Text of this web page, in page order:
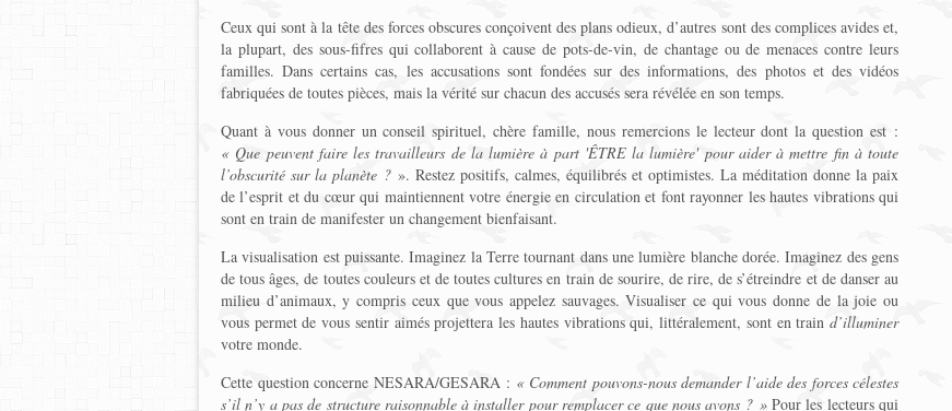
Ceux qui sont à la tête des forces obscures conçoivent des plans odieux, d’autres sont des complices avides et,
la plupart, des sous-fifres qui collaborent à cause de pots-de-vin, de chantage ou de menaces contre leurs
familles. Dans certains cas, les accusations sont fondées sur des informations, des photos et des vidéos
fabriquées de toutes pièces, mais la vérité sur chacun des accusés sera révélée en son temps.
Quant à vous donner un conseil spirituel, chère famille, nous remercions le lecteur dont la question est :
« Que peuvent faire les travailleurs de la lumière à part 'ÊTRE la lumière' pour aider à mettre fin à toute
l’obscurité sur la planète ? ». Restez positifs, calmes, équilibrés et optimistes. La méditation donne la paix
de l’esprit et du cœur qui maintiennent votre énergie en circulation et font rayonner les hautes vibrations qui
sont en train de manifester un changement bienfaisant.
La visualisation est puissante. Imaginez la Terre tournant dans une lumière blanche dorée. Imaginez des gens
de tous âges, de toutes couleurs et de toutes cultures en train de sourire, de rire, de s’étreindre et de danser au
milieu d’animaux, y compris ceux que vous appelez sauvages. Visualiser ce qui vous donne de la joie ou
vous permet de vous sentir aimés projettera les hautes vibrations qui, littéralement, sont en train d’illuminer
votre monde.
Cette question concerne NESARA/GESARA : « Comment pouvons-nous demander l’aide des forces célestes
s’il n’y a pas de structure raisonnable à installer pour remplacer ce que nous avons ? »Pour les lecteurs qui